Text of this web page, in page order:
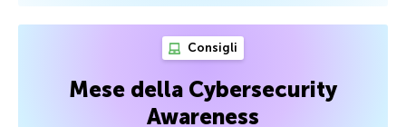
Consigli
Mese della Cybersecurity
Awareness